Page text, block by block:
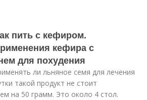
пить с кефиром.
кефира с
для похудения
ли льняное семя для лечения
такой продукт не стоит
на 50 грамм. Это около 4 стол.